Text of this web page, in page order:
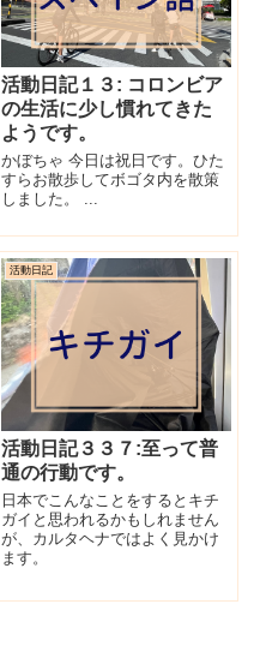
活動日記１３: コロンビア
の生活に少し慣れてきた
ようです。
かぼちゃ 今日は祝日です。ひた
すらお散歩してボゴタ内を散策
しました。 ...
活動日記
活動日記３３７:至って普
通の行動です。
日本でこんなことをするとキチ
ガイと思われるかもしれません
が、カルタヘナではよく見かけ
ます。